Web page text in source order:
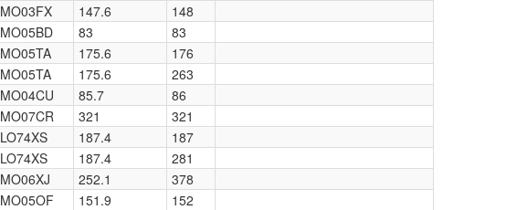
MO03FX 147.6
148
MO05BD 83
83
MO05TA 175.6
176
MO05TA 175.6
263
MO04CU 85.7
86
MO07CR 321
321
LO74XS 187.4
187
LO74XS 187.4
281
MO06XJ 252.1
378
MO05OF 151.9
152